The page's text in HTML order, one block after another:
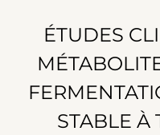
ÉTUDES
STABLE À